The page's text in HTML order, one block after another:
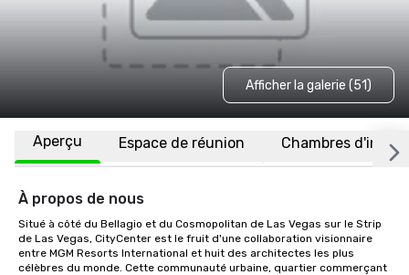
Afficher la galerie (51)
Aperçu Espace de réunion Chambres
À propos de nous
Situé à côté du Bellagio et du Cosmopolitan de Las Vegas sur le Strip
de Las Vegas, CityCenter est le fruit d'une collaboration visionnaire
entre MGM Resorts International et huit des architectes les plus
célèbres du monde. Cette communauté urbaine, quartier commerçant